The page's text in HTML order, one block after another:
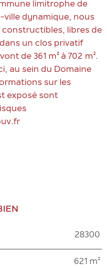
limitrophe de
dynamique, nous
constructibles, libres de
un clos privatif
de 361 m² à 702 m².
au sein du Domaine
sur les
exposé sont
28300
621 m²